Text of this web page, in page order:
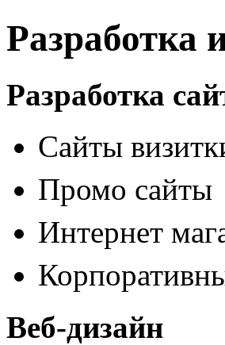
Разработка
Разработка
Сайты
Промо сайты
Интернет
Веб-дизайн